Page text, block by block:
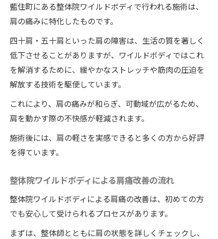
痛みの原因にアプローチする技術
安全で効果的な施術方法
整体で得られる肩の自由徳島藍住町のワイルド
ボディのアプローチ
肩の自由を取り戻す整体
徳島藍住町の整体院ワイルドボディの施術
の特徴
肩の可動域を広げるアプローチ
整体による身体全体の改善
地域密着型の安心施術
重症者も歓迎整体で肩の悩みを解決するワイル
ドボディの施術
重症者に対する整体院ワイルドボディの対
応
藍住町にある整体院ワイルドボディで行われる施術は、
肩の痛みに特化したものです。
四十肩・五十肩といった肩の障害は、生活の質を著しく
低下させることがありますが、ワイルドボディではこれ
を解消するために、緩やかなストレッチや筋肉の圧迫を
解放する技術を駆使しています。
これにより、肩の痛みが和らぎ、可動域が広がるため、
肩を動かす際の不快感が軽減されます。
施術後には、肩の軽さを実感できると多くの方から好評
を得ています。
整体院ワイルドボディによる肩痛改善の流れ
整体院ワイルドボディによる肩痛の改善は、初めての方
でも安心して受けられるプロセスがあります。
まずは、整体師とともに肩の状態を詳しくチェックし、